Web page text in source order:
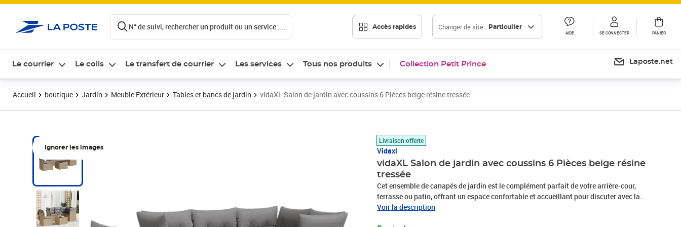
N° de suivi, rechercher un produit ou un service .... Accès rapides Changer de site : Particulier
AIDE SE CONNECTER PANIER
Le courrier Le colis Le transfert de courrier Les services Tous nos produits Collection Petit Prince Laposte.net
Accueil boutique Jardin Meuble Extérieur Tables et bancs de jardin vidaXL Salon de jardin avec coussins 6 Pièces beige résine tressée
Ignorer les images
Livraison offerte
Vidaxl
vidaXL Salon de jardin avec coussins 6 Pièces beige résine
tressée
Cet ensemble de canapés de jardin est le complément parfait de votre arrière-cour,
terrasse ou patio, offrant un espace confortable et accueillant pour discuter avec la
famille et les amis ou simplement se détendre et profiter de l'extérieur. Matériau
Voir la description
Prix 544,96€